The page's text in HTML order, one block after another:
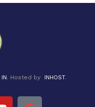
. Hosted by INHOST.